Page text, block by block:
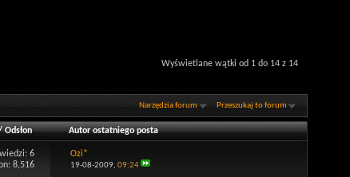
Wyświetlane wątki od 1 do 14 z 14
Narzędzia forum Przeszukaj to forum
Odsłon Autor ostatniego posta
6
8,516
Ozi*
19-08-2009, 09:24